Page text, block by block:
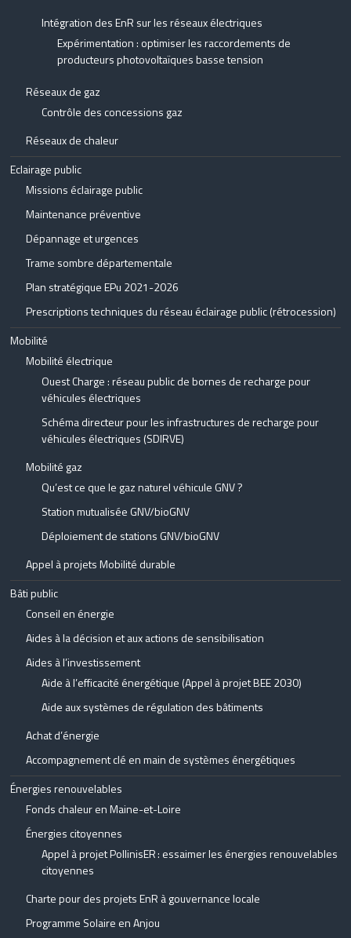
Intégration des EnR sur les réseaux électriques
Expérimentation : optimiser les raccordements de
producteurs photovoltaïques basse tension
Réseaux de gaz
Contrôle des concessions gaz
Réseaux de chaleur
Eclairage public
Missions éclairage public
Maintenance préventive
Dépannage et urgences
Trame sombre départementale
Plan stratégique EPu 2021-2026
Prescriptions techniques du réseau éclairage public (rétrocession)
Mobilité
Mobilité électrique
Ouest Charge : réseau public de bornes de recharge pour
véhicules électriques
Schéma directeur pour les infrastructures de recharge pour
véhicules électriques (SDIRVE)
Mobilité gaz
Qu’est ce que le gaz naturel véhicule GNV ?
Station mutualisée GNV/bioGNV
Déploiement de stations GNV/bioGNV
Appel à projets Mobilité durable
Bâti public
Conseil en énergie
Aides à la décision et aux actions de sensibilisation
Aides à l’investissement
Aide à l’efficacité énergétique (Appel à projet BEE 2030)
Aide aux systèmes de régulation des bâtiments
Achat d’énergie
Accompagnement clé en main de systèmes énergétiques
Énergies renouvelables
Fonds chaleur en Maine-et-Loire
Énergies citoyennes
Appel à projet PollinisER : essaimer les énergies renouvelables
citoyennes
Charte pour des projets EnR à gouvernance locale
Programme Solaire en Anjou